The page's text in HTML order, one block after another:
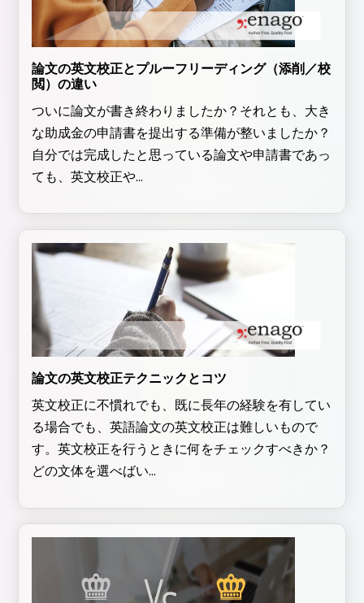
論文の英文校正とプルーフリーディング（添削／校
閲）の違い
ついに論文が書き終わりましたか？それとも、大き
な助成金の申請書を提出する準備が整いましたか？
自分では完成したと思っている論文や申請書であっ
ても、英文校正や...
論文の英文校正テクニックとコツ
英文校正に不慣れでも、既に長年の経験を有してい
る場合でも、英語論文の英文校正は難しいもので
す。英文校正を行うときに何をチェックすべきか？
どの文体を選べばい...